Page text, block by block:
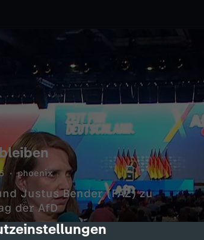
phoenix
Justus Bender (FAZ) zu
der AfD